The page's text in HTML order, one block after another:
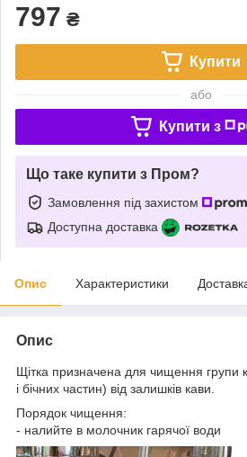
797 ₴
Купити
або
Купити з
Що таке купити з Пром?
Замовлення під захистом
Доступна доставка
Опис Характеристики
Опис
Щітка призначена для чищення групи
і бічних частин) від залишків кави.
Порядок чищення:
- налийте в молочник гарячої води